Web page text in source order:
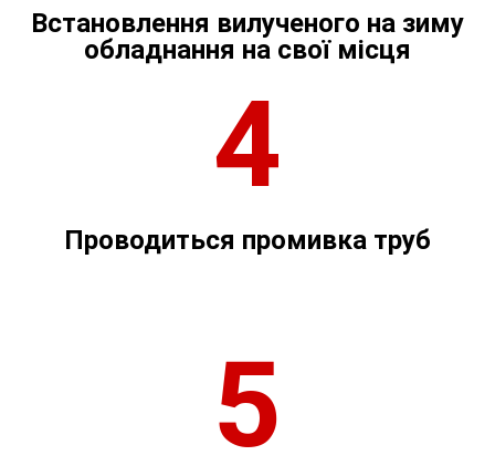
Встановлення вилученого на зиму
обладнання на свої місця
4
Проводиться промивка труб
5